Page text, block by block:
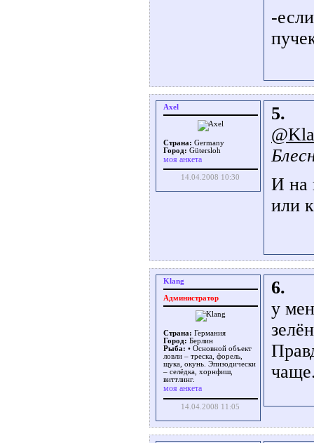
-
Axel
Страна: Germany
Город: Gütersloh
моя анкета
14.04.2008 10:30
5.
И на
или
Klang
Администратор
Страна: Германия
Город: Берлин
Рыба: • Основной объект
ловли – треска, форель,
щука, окунь. Эпизодически
– селёдка, хорнфиш,
виттлинг.
моя анкета
14.04.2008 11:05
6.
у